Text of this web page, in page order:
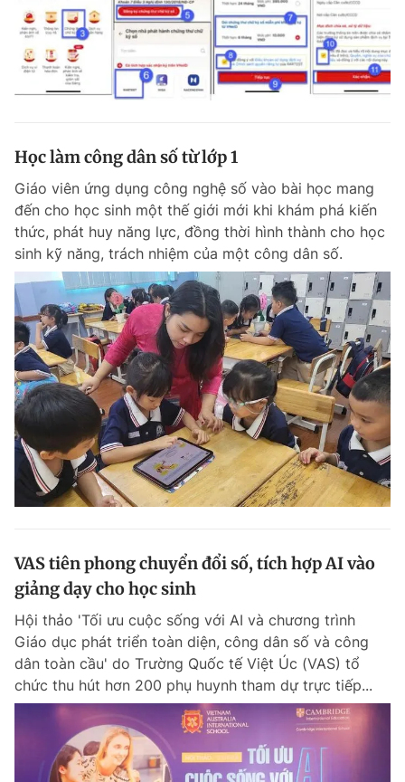
Học làm công dân số từ lớp 1
Giáo viên ứng dụng công nghệ số vào bài học mang
đến cho học sinh một thế giới mới khi khám phá kiến
thức, phát huy năng lực, đồng thời hình thành cho học
sinh kỹ năng, trách nhiệm của một công dân số.
VAS tiên phong chuyển đổi số, tích hợp AI vào
giảng dạy cho học sinh
Hội thảo 'Tối ưu cuộc sống với AI và chương trình
Giáo dục phát triển toàn diện, công dân số và công
dân toàn cầu' do Trường Quốc tế Việt Úc (VAS) tổ
chức thu hút hơn 200 phụ huynh tham dự trực tiếp...